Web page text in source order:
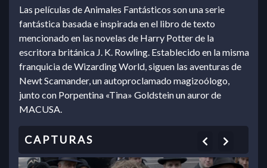
Las películas de Animales Fantásticos son una serie
fantástica basada e inspirada en el libro de texto
mencionado en las novelas de Harry Potter de la
escritora británica J. K. Rowling. Establecido en la misma
franquicia de Wizarding World, siguen las aventuras de
Newt Scamander, un autoproclamado magizoólogo,
junto con Porpentina «Tina» Goldstein un auror de
MACUSA.
Previous